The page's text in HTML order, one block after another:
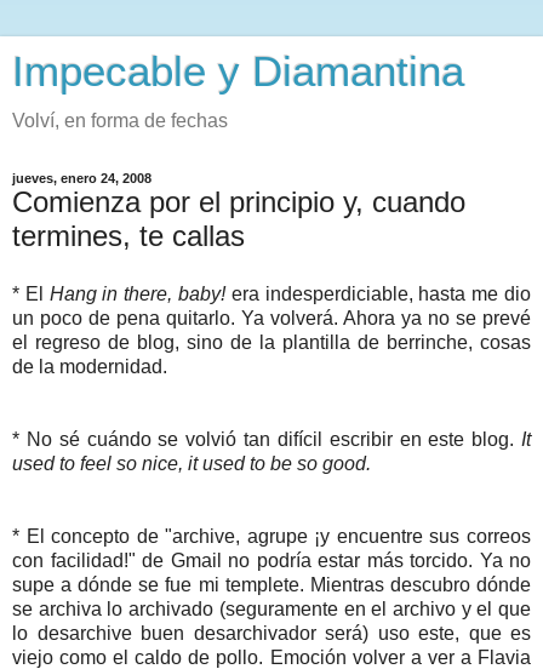
Impecable y Diamantina
Volví, en forma de fechas
jueves, enero 24, 2008
Comienza por el principio y, cuando
termines, te callas
* El Hang in there, baby!era indesperdiciable, hasta me dio
un poco de pena quitarlo. Ya volverá. Ahora ya no se prevé
el regreso de blog, sino de la plantilla de berrinche, cosas
de la modernidad.
* No sé cuándo se volvió tan difícil escribir en este blog. It
used to feel so nice, it used to be so good.
* El concepto de "archive, agrupe ¡y encuentre sus correos
con facilidad!" de Gmail no podría estar más torcido. Ya no
supe a dónde se fue mi templete. Mientras descubro dónde
se archiva lo archivado (seguramente en el archivo y el que
lo desarchive buen desarchivador será) uso este, que es
viejo como el caldo de pollo. Emoción volver a ver a Flavia